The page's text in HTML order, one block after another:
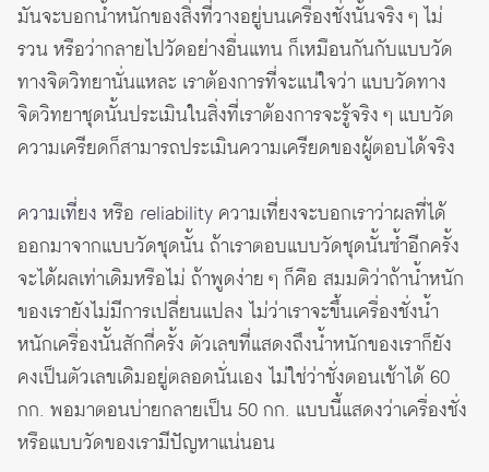
มันจะบอกน้ำหนักของสิ่งที่วางอยู่บนเครื่องชั่งนั้นจริง ๆ ไม่
รวน หรือว่ากลายไปวัดอย่างอื่นแทน ก็เหมือนกันกับแบบวัด
ทางจิตวิทยานั่นแหละ เราต้องการที่จะแน่ใจว่า แบบวัดทาง
จิตวิทยาชุดนั้นประเมินในสิ่งที่เราต้องการจะรู้จริง ๆ แบบวัด
ความเครียดก็สามารถประเมินความเครียดของผู้ตอบได้จริง
ความเที่ยง หรือ reliability ความเที่ยงจะบอกเราว่าผลที่ได้
ออกมาจากแบบวัดชุดนั้น ถ้าเราตอบแบบวัดชุดนั้นซ้ำอีกครั้ง
จะได้ผลเท่าเดิมหรือไม่ ถ้าพูดง่าย ๆ ก็คือ สมมติว่าถ้าน้ำหนัก
ของเรายังไม่มีการเปลี่ยนแปลง ไม่ว่าเราจะขึ้นเครื่องชั่งน้ำ
หนักเครื่องนั้นสักกี่ครั้ง ตัวเลขที่แสดงถึงน้ำหนักของเราก็ยัง
คงเป็นตัวเลขเดิมอยู่ตลอดนั่นเอง ไม่ใช่ว่าชั่งตอนเช้าได้ 60
กก. พอมาตอนบ่ายกลายเป็น 50 กก. แบบนี้แสดงว่าเครื่องชั่ง
หรือแบบวัดของเรามีปัญหาแน่นอน